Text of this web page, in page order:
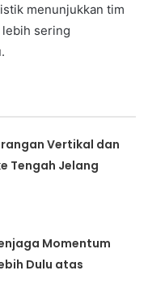
menunjukkan tim
sering
Vertikal dan
Tengah Jelang
Momentum
Dulu atas